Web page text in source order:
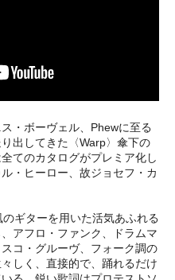
・ボーヴェル、Phewに至る
出してきた〈Warp〉傘下の
てのカタログがプレミア化し
・ヒーロー、故ジョセフ・カ
ギターを用いた活気あふれる
アフロ・ファンク、ドラムマ
コ・グルーヴ、フォーク調の
しく、直接的で、踊れるだけ